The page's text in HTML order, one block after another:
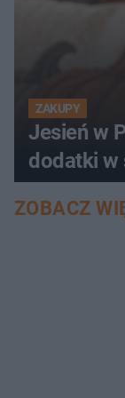
ZAKUPY
Jesień w
dodatki w
ZOBACZ